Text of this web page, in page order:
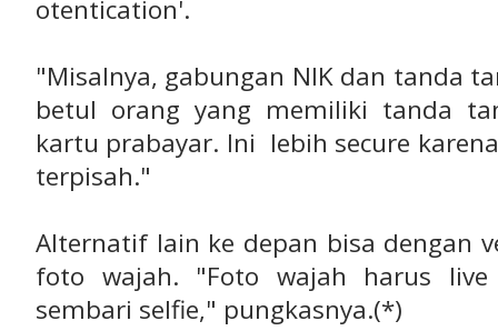
otentication'.
"Misalnya, gabungan NIK dan tanda
betul orang yang memiliki tanda
kartu prabayar. Ini lebih secure
terpisah."
Alternatif lain ke depan bisa dengan
foto wajah. "Foto wajah harus live
sembari selfie," pungkasnya.(*)